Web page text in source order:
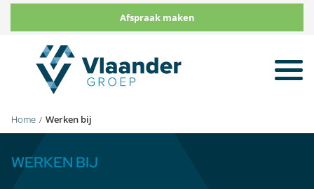
Afspraak maken
Home Werken bij
WERKEN BIJ